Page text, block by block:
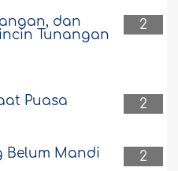
2
dan
Tunangan
2
Puasa
2
Belum Mandi